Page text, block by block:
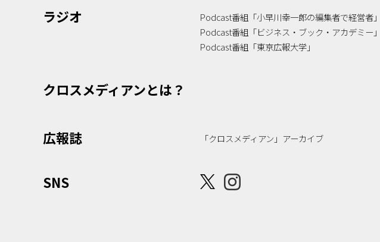
ラジオ
Podcast番組「小早川幸一郎の編集者で経営者」
Podcast番組「ビジネス・ブック・アカデミー」
Podcast番組「東京広報大学」
クロスメディアンとは？
広報誌 「クロスメディアン」アーカイブ
SNS